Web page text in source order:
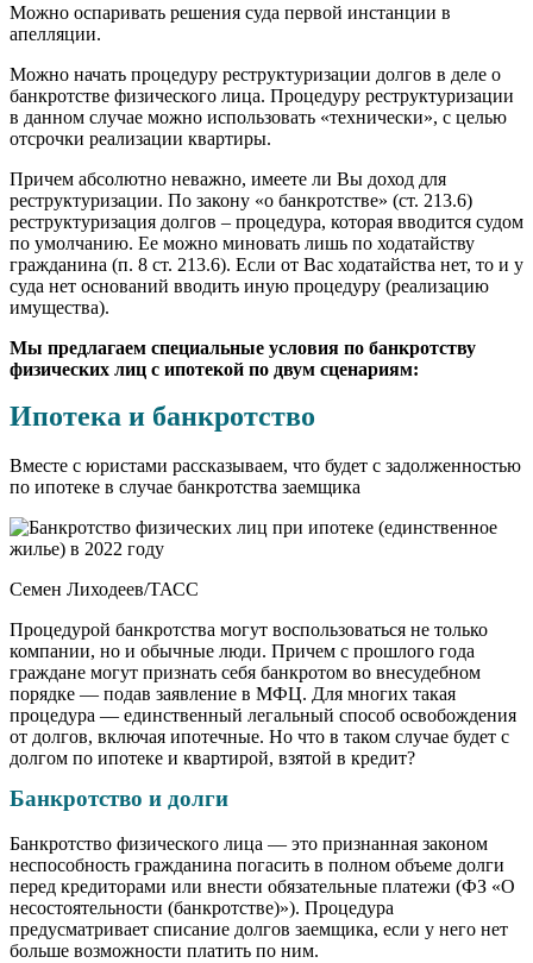
Можно оспаривать решения суда первой инстанции в
апелляции.
Можно начать процедуру реструктуризации долгов в деле о
банкротстве физического лица. Процедуру реструктуризации
в данном случае можно использовать «технически», с целью
отсрочки реализации квартиры.
Причем абсолютно неважно, имеете ли Вы доход для
реструктуризации. По закону «о банкротстве» (ст. 213.6)
реструктуризация долгов – процедура, которая вводится судом
по умолчанию. Ее можно миновать лишь по ходатайству
гражданина (п. 8 ст. 213.6). Если от Вас ходатайства нет, то и у
суда нет оснований вводить иную процедуру (реализацию
имущества).
Мы предлагаем специальные условия по банкротству
физических лиц с ипотекой по двум сценариям:
Ипотека и банкротство
Вместе с юристами рассказываем, что будет с задолженностью
по ипотеке в случае банкротства заемщика
Семен Лиходеев/ТАСС
Процедурой банкротства могут воспользоваться не только
компании, но и обычные люди. Причем с прошлого года
граждане могут признать себя банкротом во внесудебном
порядке — подав заявление в МФЦ. Для многих такая
процедура — единственный легальный способ освобождения
от долгов, включая ипотечные. Но что в таком случае будет с
долгом по ипотеке и квартирой, взятой в кредит?
Банкротство и долги
Банкротство физического лица — это признанная законом
неспособность гражданина погасить в полном объеме долги
перед кредиторами или внести обязательные платежи (ФЗ «О
несостоятельности (банкротстве)»). Процедура
предусматривает списание долгов заемщика, если у него нет
больше возможности платить по ним.